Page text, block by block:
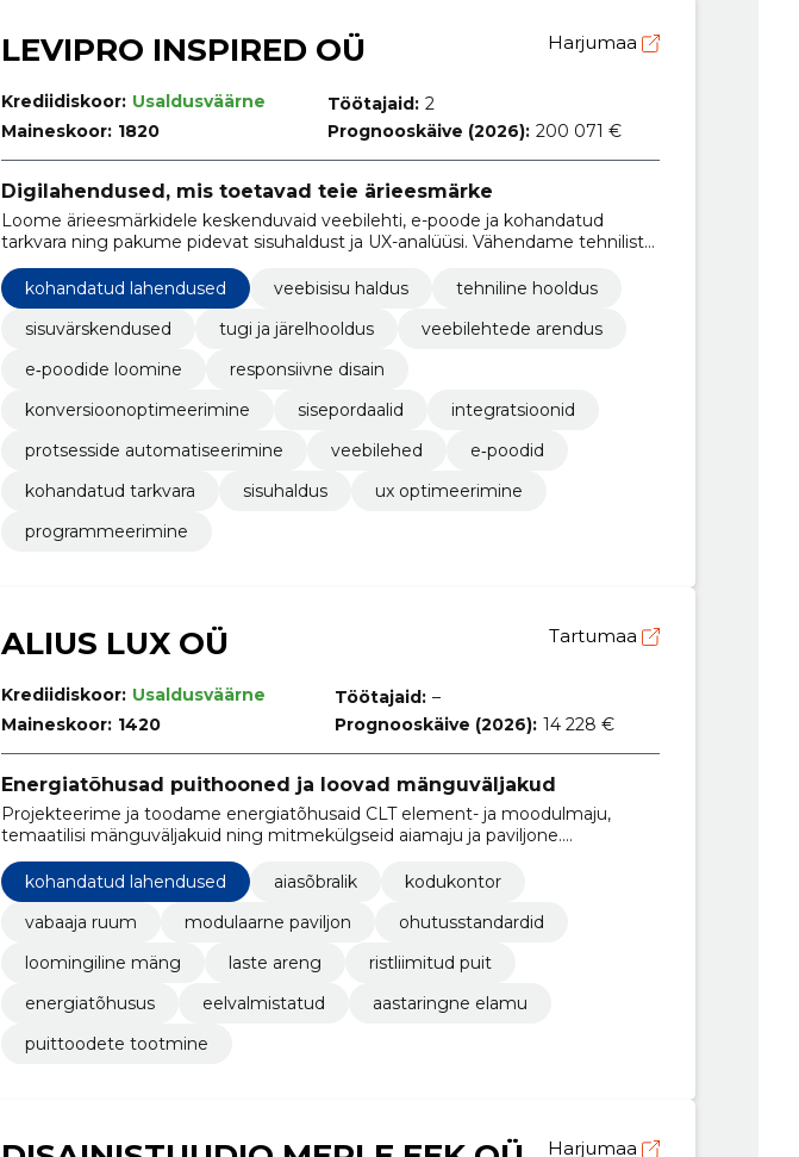
LEVIPRO INSPIRED OÜ Harjumaa
Krediidiskoor: Usaldusväärne
Maineskoor: 1820
Töötajaid: 2
Prognooskäive (2026): 200 071 €
Digilahendused, mis toetavad teie ärieesmärke
Loome ärieesmärkidele keskenduvaid veebilehti, e-poode ja kohandatud
tarkvara ning pakume pidevat sisuhaldust ja UX-analüüsi. Vähendame tehnilist
koormust ja parandame konversiooni.
kohandatud lahendused
veebisisu haldus
tehniline hooldus
sisuvärskendused
tugi ja järelhooldus
veebilehtede arendus
e‑poodide loomine
responsiivne disain
konversioonoptimeerimine
sisepordaalid
integratsioonid
protsesside automatiseerimine
veebilehed
e‑poodid
kohandatud tarkvara
sisuhaldus
ux optimeerimine
programmeerimine
ALIUS LUX OÜ Tartumaa
Krediidiskoor: Usaldusväärne
Maineskoor: 1420
Töötajaid: –
Prognooskäive (2026): 14 228 €
Energiatõhusad puithooned ja loovad mänguväljakud
Projekteerime ja toodame energiatõhusaid CLT element- ja moodulmaju,
temaatilisi mänguväljakuid ning mitmekülgseid aiamaju ja paviljone.
kasutuskogemuse.
kohandatud lahendused aiasõbralik
kodukontor
vabaaja ruum
modulaarne paviljon
ohutusstandardid
loomingiline mäng
laste areng
ristliimitud puit
energiatõhusus
eelvalmistatud
aastaringne elamu
puittoodete tootmine
Harjumaa